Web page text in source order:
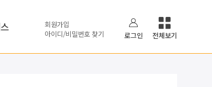
회원가입
아이디/비밀번호 찾기
로그인 전체보기